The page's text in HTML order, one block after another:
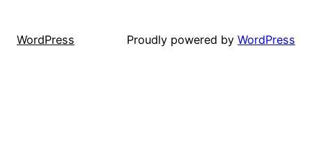
WordPress Proudly powered by WordPress